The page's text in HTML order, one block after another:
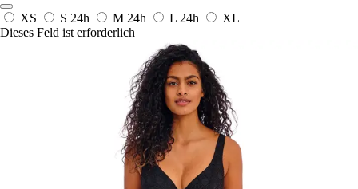
XS S 24h M 24h L 24h
XL
Dieses Feld ist erforderlich